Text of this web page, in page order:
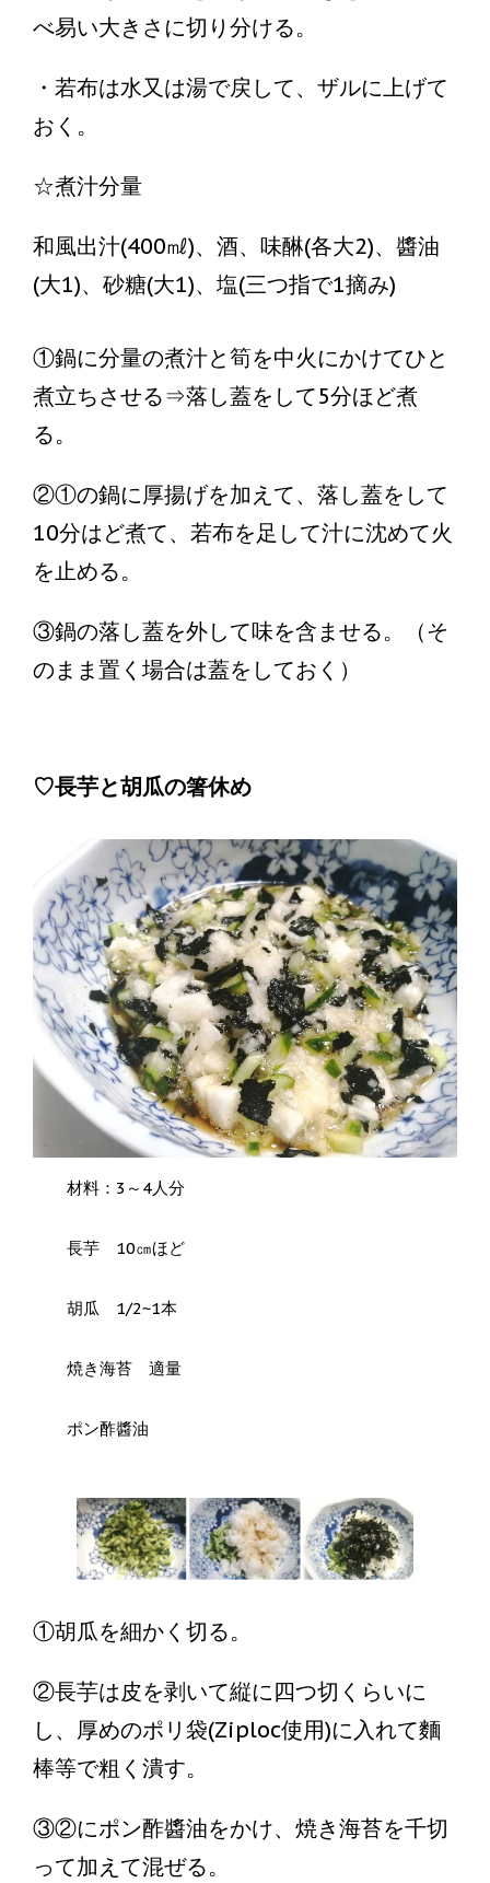
べ易い大きさに切り分ける。
・若布は水又は湯で戻して、ザルに上げて
おく。
☆煮汁分量
和風出汁(400㎖)、酒、味醂(各大2)、醬油
(大1)、砂糖(大1)、塩(三つ指で1摘み)
①鍋に分量の煮汁と筍を中火にかけてひと
煮立ちさせる⇒落し蓋をして5分ほど煮
る。
②①の鍋に厚揚げを加えて、落し蓋をして
10分はど煮て、若布を足して汁に沈めて火
を止める。
③鍋の落し蓋を外して味を含ませる。（そ
のまま置く場合は蓋をしておく）
♡長芋と胡瓜の箸休め
材料：3～4人分
長芋 10㎝ほど
胡瓜 1/2~1本
焼き海苔 適量
ポン酢醬油
①胡瓜を細かく切る。
②長芋は皮を剥いて縦に四つ切くらいに
し、厚めのポリ袋(Ziploc使用)に入れて麵
棒等で粗く潰す。
③②にポン酢醬油をかけ、焼き海苔を千切
って加えて混ぜる。